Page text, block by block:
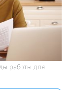
работы для